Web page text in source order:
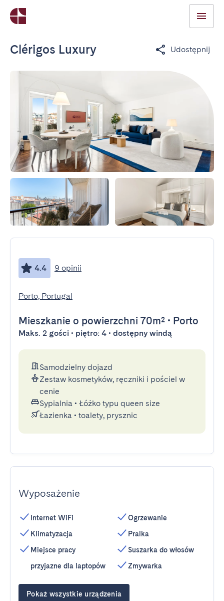
Clérigos Luxury Udostępnij
4.4 9 opinii
Porto, Portugal
Mieszkanie o powierzchni 70m² • Porto
Maks. 2 gości • piętro: 4 • dostępny windą
Samodzielny dojazd
Zestaw kosmetyków, ręczniki i pościel w
cenie
Sypialnia • Łóżko typu queen size
Łazienka • toalety, prysznic
Wyposażenie
Internet WiFi
Klimatyzacja
Miejsce pracy
przyjazne dla laptopów
Ogrzewanie
Pralka
Suszarka do włosów
Zmywarka
Pokaż wszystkie urządzenia